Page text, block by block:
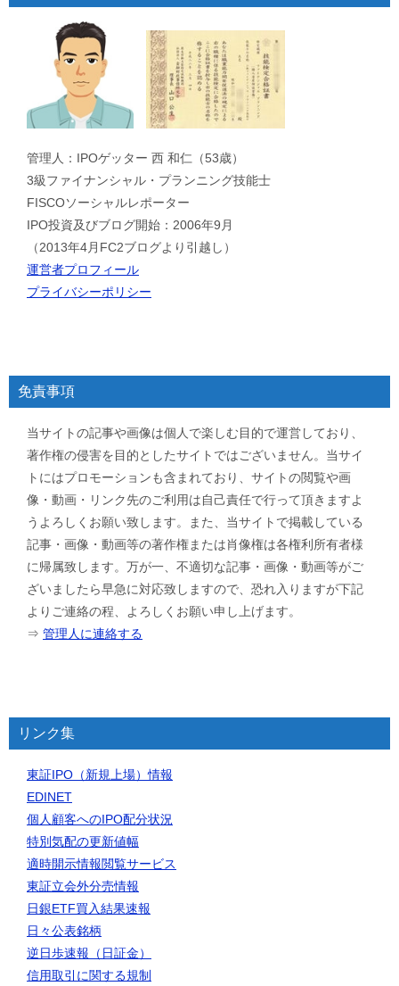
管理人：IPOゲッター 西 和仁（53歳）
3級ファイナンシャル・プランニング技能士
FISCOソーシャルレポーター
IPO投資及びブログ開始：2006年9月
（2013年4月FC2ブログより引越し）
運営者プロフィール
プライバシーポリシー
免責事項
当サイトの記事や画像は個人で楽しむ目的で運営しており、
著作権の侵害を目的としたサイトではございません。当サイ
トにはプロモーションも含まれており、サイトの閲覧や画
像・動画・リンク先のご利用は自己責任で行って頂きますよ
うよろしくお願い致します。また、当サイトで掲載している
記事・画像・動画等の著作権または肖像権は各権利所有者様
に帰属致します。万が一、不適切な記事・画像・動画等がご
ざいましたら早急に対応致しますので、恐れ入りますが下記
よりご連絡の程、よろしくお願い申し上げます。
⇒ 管理人に連絡する
リンク集
東証IPO（新規上場）情報
EDINET
個人顧客へのIPO配分状況
特別気配の更新値幅
適時開示情報閲覧サービス
東証立会外分売情報
日銀ETF買入結果速報
日々公表銘柄
逆日歩速報（日証金）
信用取引に関する規制